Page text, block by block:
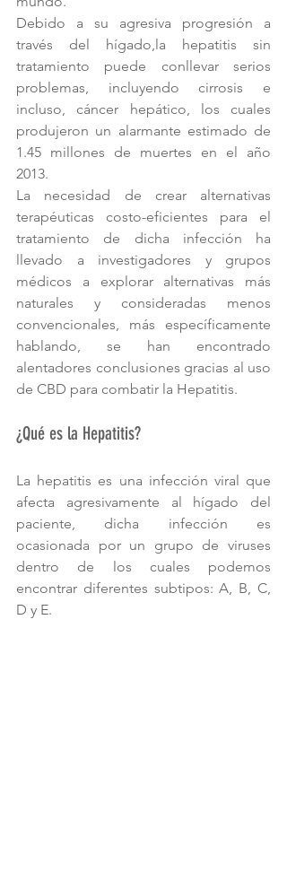
Debido a su agresiva progresión a
través del hígado,la hepatitis sin
tratamiento puede conllevar serios
problemas, incluyendo cirrosis e
incluso, cáncer hepático, los cuales
produjeron un alarmante estimado de
1.45 millones de muertes en el año
2013.
La necesidad de crear alternativas
terapéuticas costo-eficientes para el
tratamiento de dicha infección ha
llevado a investigadores y grupos
médicos a explorar alternativas más
naturales y consideradas menos
convencionales, más específicamente
hablando, se han encontrado
alentadores conclusiones gracias al uso
de CBD para combatir la Hepatitis.
¿Qué es la Hepatitis?
La hepatitis es una infección viral que
afecta agresivamente al hígado del
paciente, dicha infección es
ocasionada por un grupo de viruses
dentro de los cuales podemos
encontrar diferentes subtipos: A, B, C,
D y E.